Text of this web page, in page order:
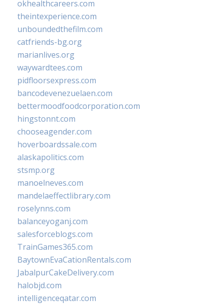
okhealthcareers.com
theintexperience.com
unboundedthefilm.com
catfriends-bg.org
marianlives.org
waywardtees.com
pidfloorsexpress.com
bancodevenezuelaen.com
bettermoodfoodcorporation.com
hingstonnt.com
chooseagender.com
hoverboardssale.com
alaskapolitics.com
stsmp.org
manoelneves.com
mandelaeffectlibrary.com
roselynns.com
balanceyoganj.com
salesforceblogs.com
TrainGames365.com
BaytownEvaCationRentals.com
JabalpurCakeDelivery.com
halobjd.com
intelligenceqatar.com